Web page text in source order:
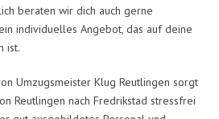
beraten wir dich auch gerne
individuelles Angebot, das auf deine
ist.
Umzugsmeister Klug Reutlingen sorgt
Reutlingen nach Fredrikstad stressfrei